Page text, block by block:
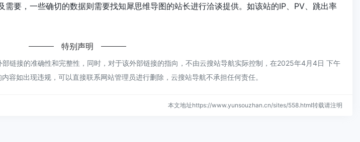
要，一些确切的数据则需要找知犀思维导图的站长进行洽谈提供。如该站的IP、PV、跳出率
特别声明
链接的准确性和完整性，同时，对于该外部链接的指向，不由云搜站导航实际控制，在2025年4月4日 下午
容如出现违规，可以直接联系网站管理员进行删除，云搜站导航不承担任何责任。
本文地址https://www.yunsouzhan.cn/sites/558.html转载请注明